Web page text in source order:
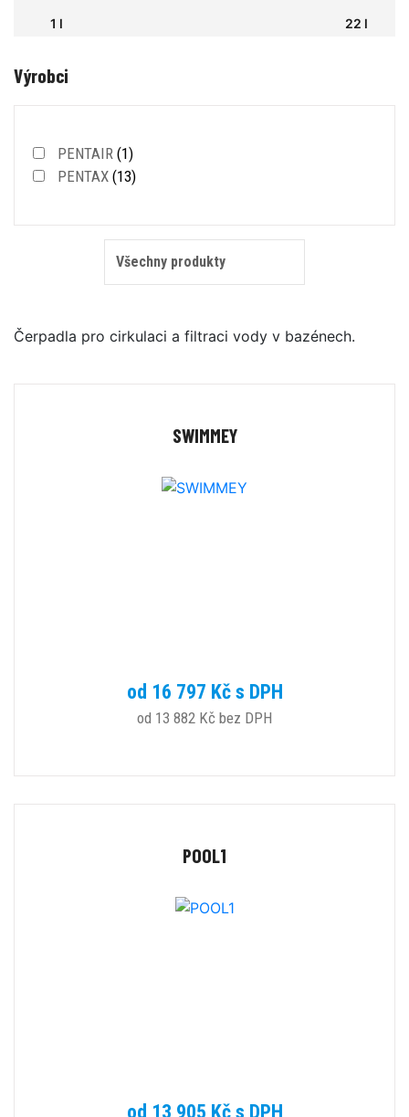
1 l 22 l
Výrobci
PENTAIR (1)
PENTAX (13)
Čerpadla pro cirkulaci a filtraci vody v bazénech.
SWIMMEY
od 16 797 Kč s DPH
od 13 882 Kč bez DPH
POOL1
od 13 905 Kč s DPH